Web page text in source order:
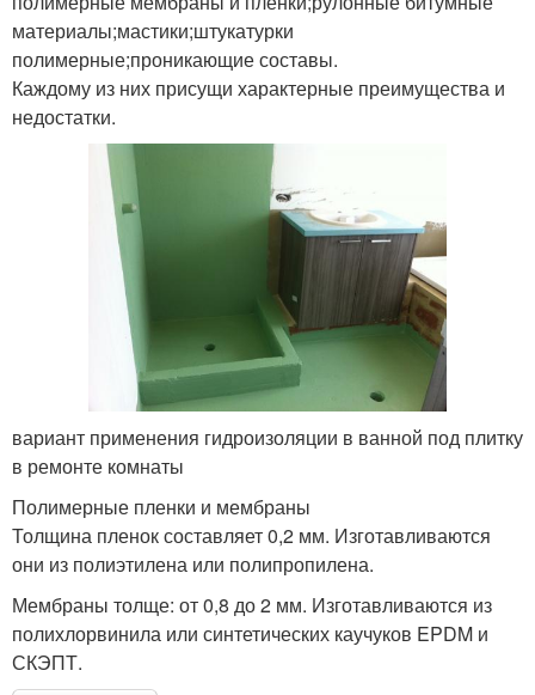
материалы;мастики;штукатурки
полимерные;проникающие составы.
Каждому из них присущи характерные преимущества и
недостатки.
вариант применения гидроизоляции в ванной под плитку
в ремонте комнаты
Полимерные пленки и мембраны
Толщина пленок составляет 0,2 мм. Изготавливаются
они из полиэтилена или полипропилена.
Мембраны толще: от 0,8 до 2 мм. Изготавливаются из
полихлорвинила или синтетических каучуков EPDM и
СКЭПТ.